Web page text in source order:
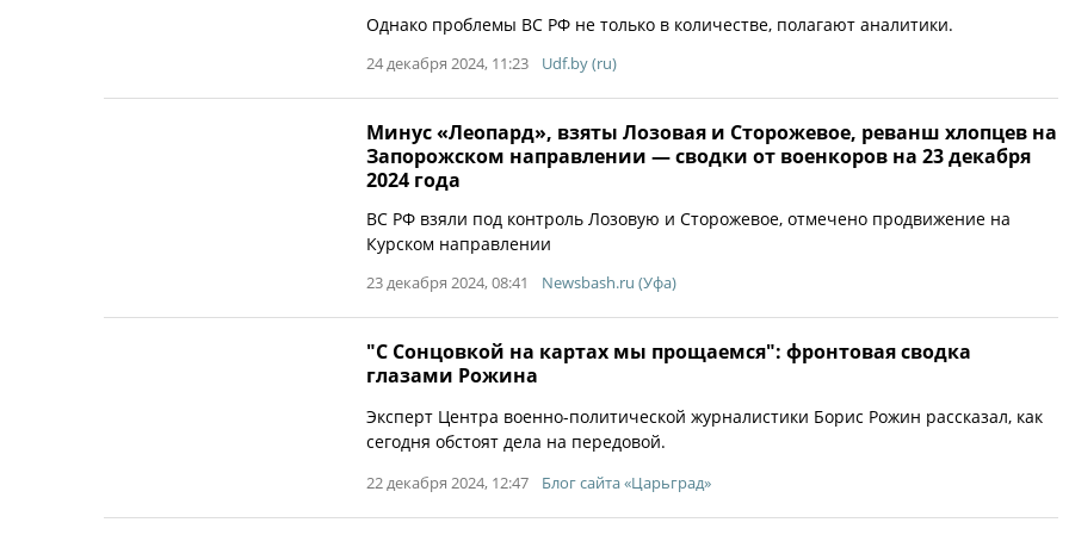
Однако проблемы ВС РФ не только в количестве, полагают аналитики.
24 декабря 2024, 11:23 Udf.by (ru)
Минус «Леопард», взяты Лозовая и Сторожевое, реванш хлопцев на
Запорожском направлении — сводки от военкоров на 23 декабря
2024 года
ВС РФ взяли под контроль Лозовую и Сторожевое, отмечено продвижение на
Курском направлении
23 декабря 2024, 08:41 Newsbash.ru (Уфа)
"С Сонцовкой на картах мы прощаемся": фронтовая сводка
глазами Рожина
Эксперт Центра военно-политической журналистики Борис Рожин рассказал, как
сегодня обстоят дела на передовой.
22 декабря 2024, 12:47 Блог сайта «Царьград»